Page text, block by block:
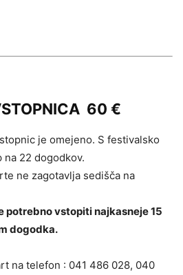
60 €
je omejeno. S festivalsko
22 dogodkov.
ne zagotavlja sedišča na
potrebno vstopiti najkasneje 15
dogodka.
na telefon : 041 486 028, 040